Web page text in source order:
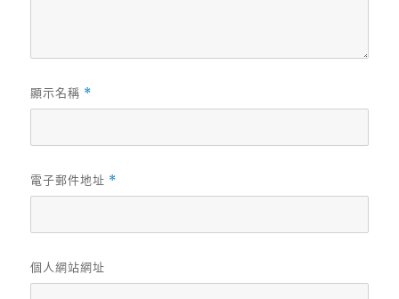
顯示名稱 *
電子郵件地址 *
個人網站網址